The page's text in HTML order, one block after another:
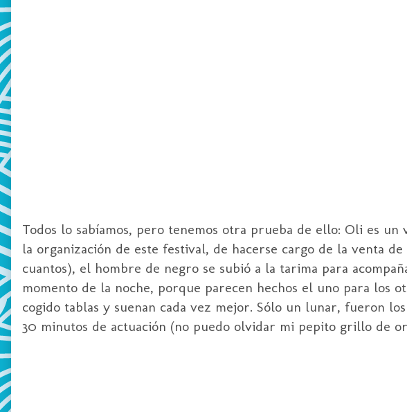
Todos lo sabíamos, pero tenemos otra prueba de ello: Oli es un
la organización de este festival, de hacerse cargo de la venta de
cuantos), el hombre de negro se subió a la tarima para
momento de la noche, porque parecen hechos el uno para los
cogido tablas y suenan cada vez mejor. Sólo un lunar, fueron
30 minutos de actuación (no puedo olvidar mi pepito grillo de